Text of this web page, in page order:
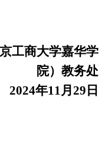
工商大学嘉华学
院）教务处
2024年11月29日